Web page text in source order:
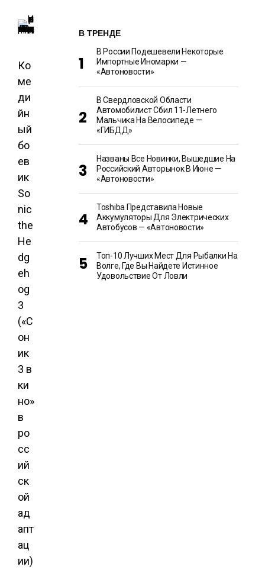
Ко
ме
ди
йн
ый
бо
ев
ик
So
nic
the
He
dg
eh
og
3
(«С
он
ик
3 в
ки
но»
в
ро
сс
ий
ск
ой
ад
апт
ац
ии)
В ТРЕНДЕ
В России Подешевели Некоторые
Импортные Иномарки —
«Автоновости»
В Свердловской Области
Автомобилист Сбил 11-Летнего
Мальчика На Велосипеде —
«ГИБДД»
Названы Все Новинки, Вышедшие На
Российский Авторынок В Июне —
«Автоновости»
Toshiba Представила Новые
Аккумуляторы Для Электрических
Автобусов — «Автоновости»
Топ-10 Лучших Мест Для Рыбалки На
Волге, Где Вы Найдете Истинное
Удовольствие От Ловли